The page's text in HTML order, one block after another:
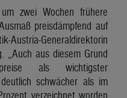
zwei Wochen frühere
preisdämpfend auf
Austria-Generaldirektorin
„Auch aus diesem Grund
als wichtigster
schwächer als im
verzeichnet worden